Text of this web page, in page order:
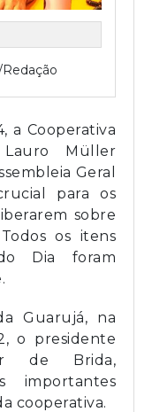
a Cooperativa
Müller
Geral
para os
sobre
os itens
Dia foram
Guarujá, na
o presidente
de Brida,
importantes
cooperativa.